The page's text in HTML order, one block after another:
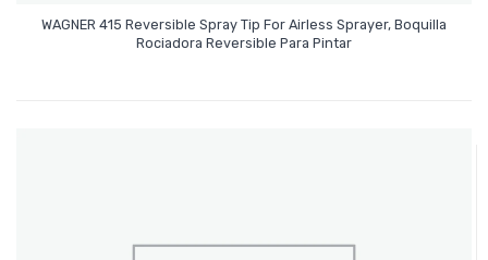
WAGNER 415 Reversible Spray Tip For Airless Sprayer, Boquilla
Rociadora Reversible Para Pintar
Leer Más